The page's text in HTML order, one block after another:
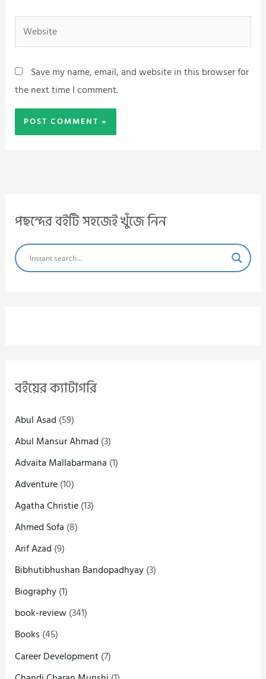
Website
Save my name, email, and website in this browser for
the next time I comment.
পছন্দের বইটি সহজেই খুঁজে নিন
বইয়ের ক্যাটাগরি
Abul Asad (59)
Abul Mansur Ahmad (3)
Advaita Mallabarmana (1)
Adventure(10)
Agatha Christie(13)
Ahmed Sofa (8)
Arif Azad (9)
Bibhutibhushan Bandopadhyay(3)
Biography(1)
book-review(341)
Books (45)
Career Development(7)